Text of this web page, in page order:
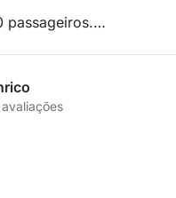
passageiros.
mergulho na ilha de
parada para um